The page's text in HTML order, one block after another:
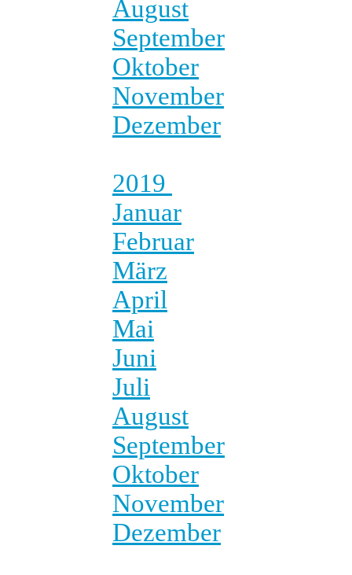
August
September
Oktober
November
Dezember
2019
Januar
Februar
März
April
Mai
Juni
Juli
August
September
Oktober
November
Dezember